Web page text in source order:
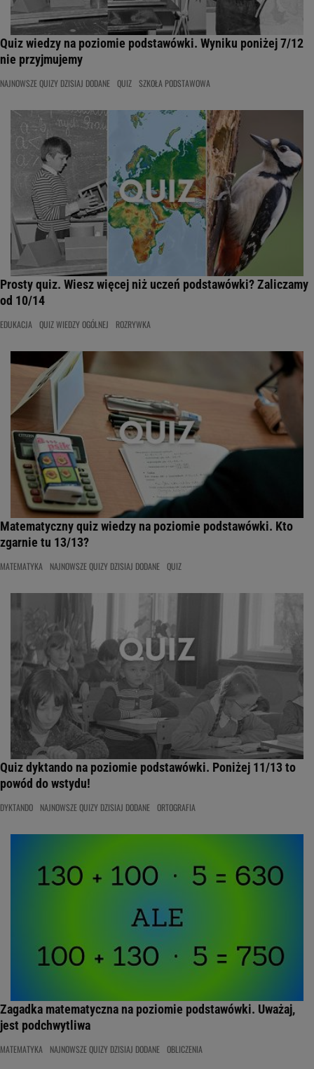
Quiz wiedzy na poziomie podstawówki. Wyniku poniżej 7/12
nie przyjmujemy
NAJNOWSZE QUIZY DZISIAJ DODANE QUIZ SZKOŁA PODSTAWOWA
Prosty quiz. Wiesz więcej niż uczeń podstawówki? Zaliczamy
od 10/14
EDUKACJA QUIZ WIEDZY OGÓLNEJ ROZRYWKA
Matematyczny quiz wiedzy na poziomie podstawówki. Kto
zgarnie tu 13/13?
MATEMATYKA NAJNOWSZE QUIZY DZISIAJ DODANE QUIZ
Quiz dyktando na poziomie podstawówki. Poniżej 11/13 to
powód do wstydu!
DYKTANDO NAJNOWSZE QUIZY DZISIAJ DODANE ORTOGRAFIA
Zagadka matematyczna na poziomie podstawówki. Uważaj,
jest podchwytliwa
MATEMATYKA NAJNOWSZE QUIZY DZISIAJ DODANE OBLICZENIA